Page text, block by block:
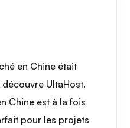
en Chine était
UltaHost.
Chine est à la fois
pour les projets